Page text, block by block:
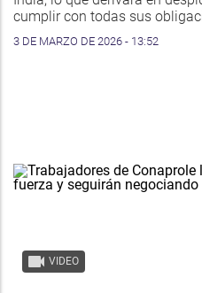
cumplir con todas sus
3 DE MARZO DE 2026 - 13:52
VIDEO